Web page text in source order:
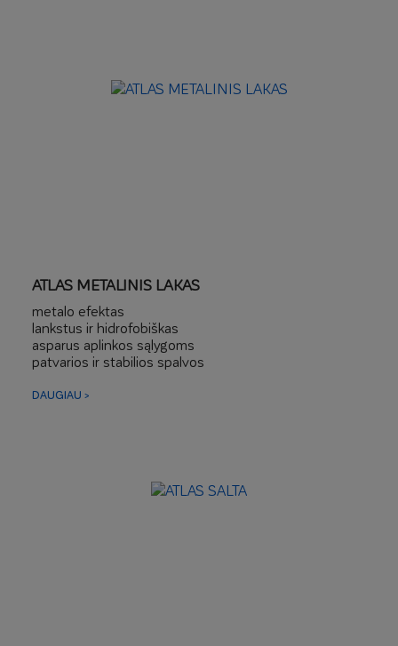
ATLAS METALINIS LAKAS
metalo efektas
lankstus ir hidrofobiškas
asparus aplinkos sąlygoms
patvarios ir stabilios spalvos
DAUGIAU >